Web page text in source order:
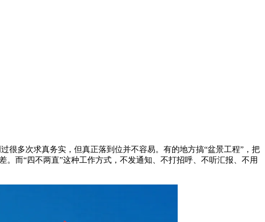
很多次求真务实，但真正落到位并不容易。有的地方搞“盆景工程”，把
而“四不两直”这种工作方式，不发通知、不打招呼、不听汇报、不用